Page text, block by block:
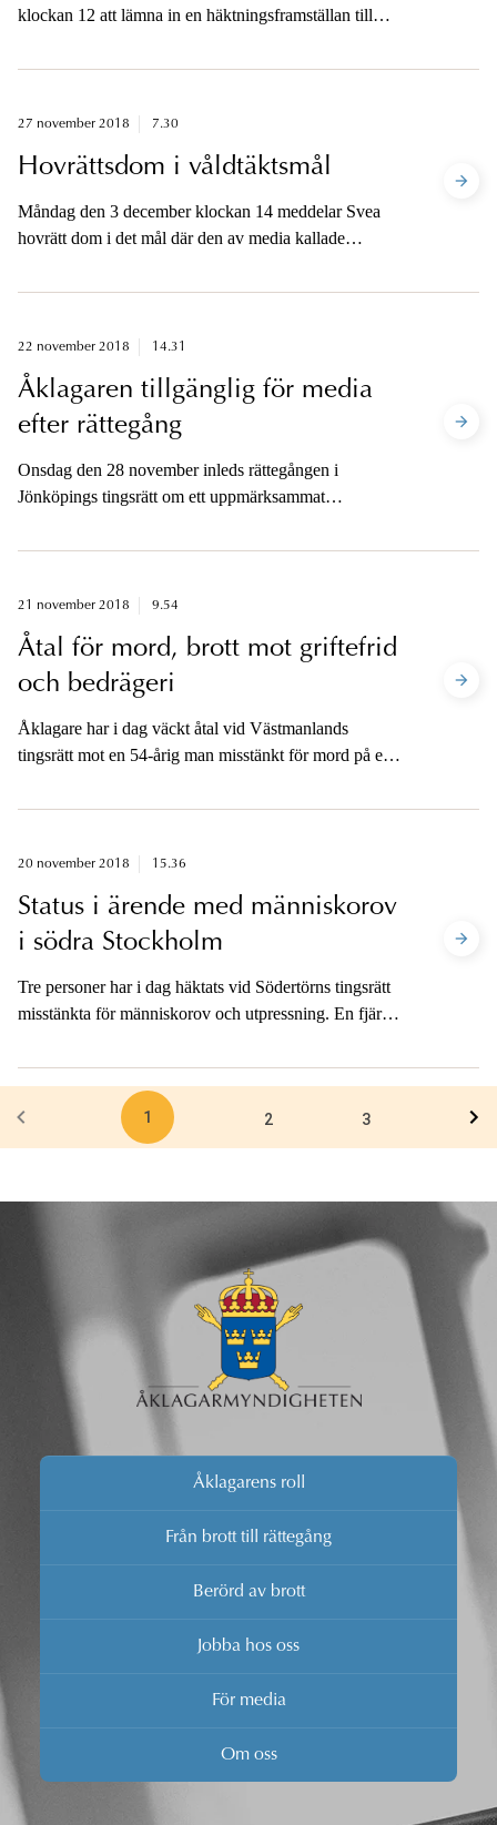
klockan 12 att lämna in en häktningsframställan till
ha kört på och orsakat en 14-årig flickas död.
27 november 2018 7.30
Hovrättsdom i våldtäktsmål
Måndag den 3 december klockan 14 meddelar Svea
hovrätt dom i det mål där den av media kallade
mot en målsägande. Åklagaren kommer att vara
22 november 2018 14.31
Åklagaren tillgänglig för media
efter rättegång
Onsdag den 28 november inleds rättegången i
Jönköpings tingsrätt om ett uppmärksammat
för att ha mördat en man i en park. Åklagaren kommer
förhandlingsdagen är avslutad.
21 november 2018 9.54
Åtal för mord, brott mot griftefrid
och bedrägeri
Åklagare har i dag väckt åtal vid Västmanlands
tingsrätt mot en 54-årig man misstänkt för mord på en
maj 2017. Åtalet innefattar även misstankar om brott
ägde rum under maj och juni förra året.
20 november 2018 15.36
Status i ärende med människorov
i södra Stockholm
Tre personer har i dag häktats vid Södertörns tingsrätt
misstänkta för människorov och utpressning. En fjärde
sker i morgon den 21 november och efter det är
åklagaren tillgänglig för media.
1 2 3
Åklagarens roll
Från brott till rättegång
Berörd av brott
Jobba hos oss
För media
Om oss